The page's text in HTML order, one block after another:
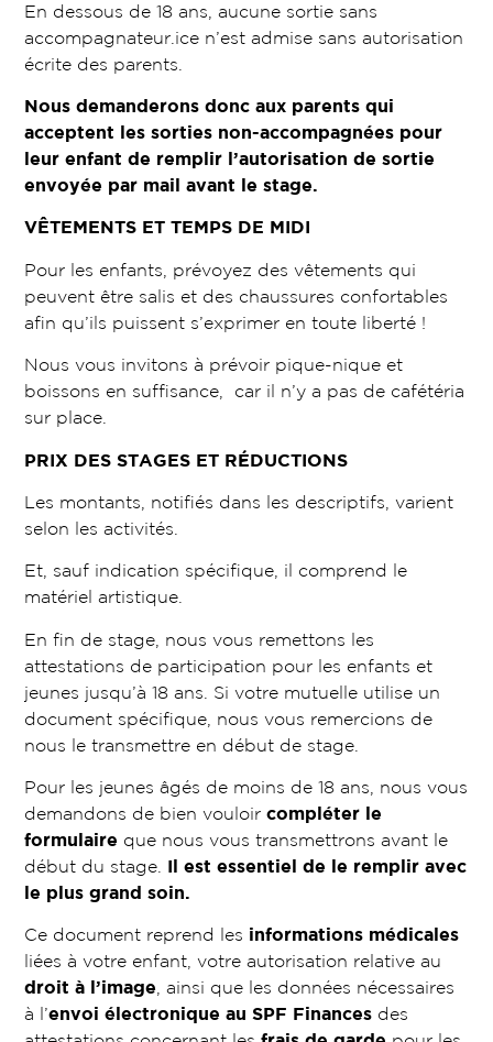
En dessous de 18 ans, aucune sortie sans
accompagnateur.ice n’est admise sans autorisation
écrite des parents.
Nous demanderons donc aux parents qui
acceptent les sorties non-accompagnées pour
leur enfant de remplir l’autorisation de sortie
envoyée par mail avant le stage.
VÊTEMENTS ET TEMPS DE MIDI
Pour les enfants, prévoyez des vêtements qui
peuvent être salis et des chaussures confortables
afin qu’ils puissent s’exprimer en toute liberté !
Nous vous invitons à prévoir pique-nique et
boissons en suffisance, car il n’y a pas de cafétéria
sur place.
PRIX DES STAGES ET RÉDUCTIONS
Les montants, notifiés dans les descriptifs, varient
selon les activités.
Et, sauf indication spécifique, il comprend le
matériel artistique.
En fin de stage, nous vous remettons les
attestations de participation pour les enfants et
jeunes jusqu’à 18 ans. Si votre mutuelle utilise un
document spécifique, nous vous remercions de
nous le transmettre en début de stage.
Pour les jeunes âgés de moins de 18 ans, nous vous
demandons de bien vouloircompléter le
formulaire que nous vous transmettrons avant le
début du stage. Il est essentiel de le remplir avec
le plus grand soin.
Ce document reprend les informations médicales
liées à votre enfant, votre autorisation relative au
droit à l’image , ainsi que les données nécessaires
à l’envoi électronique au SPF Finances des